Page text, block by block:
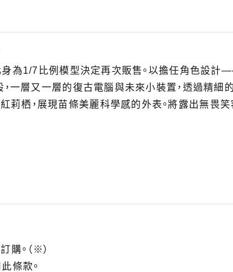
間：2022年10月04日~至 (JST)2022年11月16日
10月發售・每人限購3個
身為1/7比例模型決定再次販售。以擔任角色設計
一層又一層的復古電腦與未來小裝置，透過精細
栖，展現苗條美麗科學感的外表。將露出無畏笑
。（※）
條款。